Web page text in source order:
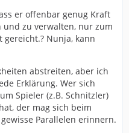
er offenbar genug Kraft
und zu verwalten, nur zum
Nunja, kann
abstreiten, aber ich
Erklärung. Wer sich
Spieler (z.B. Schnitzler)
der mag sich beim
Parallelen erinnern.